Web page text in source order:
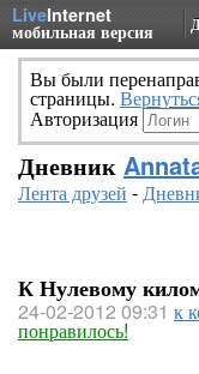
LiveInternet
мобильная версия
Вы были
страницы.
Авторизация
Дневник
Лента друзей -
К Нулевому
24-02-2012 09:31 к
понравилось!